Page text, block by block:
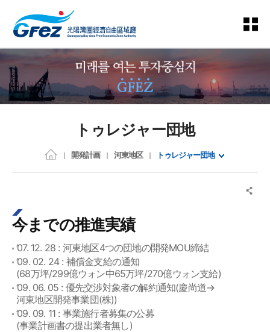
トゥレジャー団地
開発計画 河東地区 トゥレジャー団地
今までの推進実績
’07. 12. 28 : 河東地区4つの団地の開発MOU締結
’09. 02. 24 : 補償金支給の通知
(68万坪/299億ウォン中65万坪/270億ウォン支給)
’09. 06. 05 : 優先交渉対象者の解約通知(慶尚道→
河東地区開発事業団(株))
’09. 09. 11 : 事業施行者募集の公募
(事業計画書の提出業者無し)